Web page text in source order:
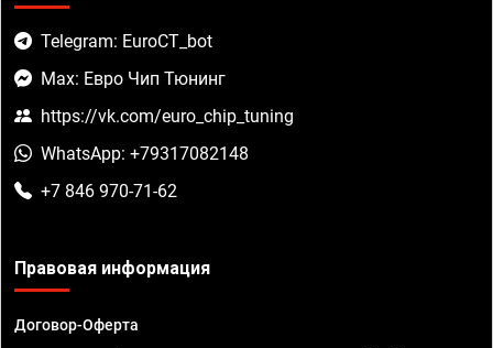
Telegram: EuroCT_bot
Max: Евро Чип Тюнинг
https://vk.com/euro_chip_tuning
WhatsApp: +79317082148
+7 846 970-71-62
Правовая информация
Договор-Оферта